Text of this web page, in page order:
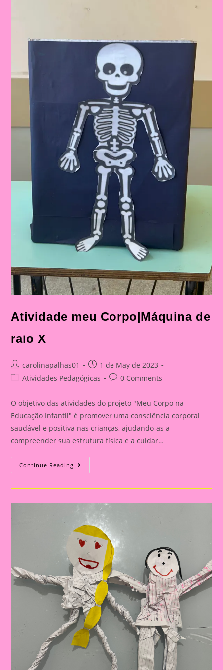
Atividade meu Corpo|Máquina de
raio X
Post
author:
carolinapalhas01
Post
published:
1 de May de 2023
PostAtividades Pedagógicas
Post0 Comments
O objetivo das atividades do projeto "Meu Corpo na
Educação Infantil" é promover uma consciência corporal
saudável e positiva nas crianças, ajudando-as a
compreender sua estrutura física e a cuidar…
Continue Reading Atividade
Meu
De